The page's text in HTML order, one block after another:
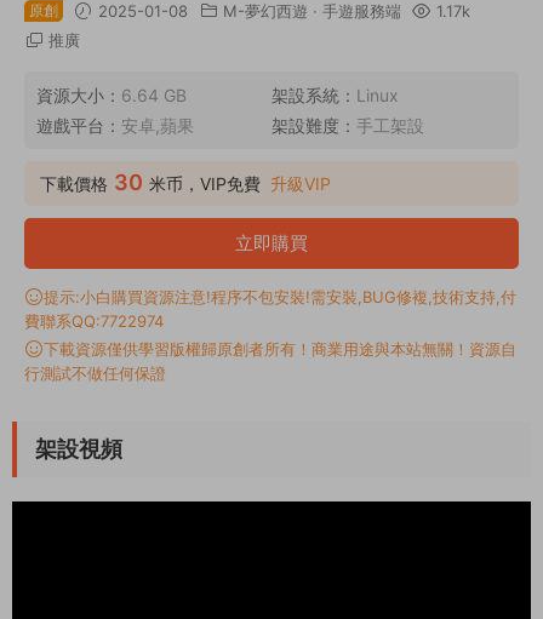
原創 2025-01-08 M-夢幻西遊 · 手遊服務端
1.17k
推廣
資源大小： 6.64 GB 架設系統： Linux
遊戲平台： 安卓,蘋果 架設難度： 手工架設
下載價格 30 米币，VIP免費 升級VIP
立即購買
提示:小白購買資源注意!程序不包安裝!需安裝,BUG修複,技術支持,付
費聯系QQ:7722974
下載資源僅供學習版權歸原創者所有！商業用途與本站無關！資源自
行測試不做任何保證
架設視頻